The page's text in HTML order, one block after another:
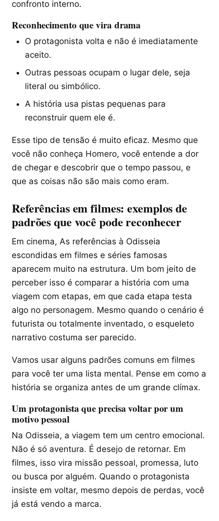
confronto interno.
Reconhecimento que vira drama
O protagonista volta e não é imediatamente
aceito.
Outras pessoas ocupam o lugar dele, seja
literal ou simbólico.
A história usa pistas pequenas para
reconstruir quem ele é.
Esse tipo de tensão é muito eficaz. Mesmo que
você não conheça Homero, você entende a dor
de chegar e descobrir que o tempo passou, e
que as coisas não são mais como eram.
Referências em filmes: exemplos de
padrões que você pode reconhecer
Em cinema, As referências à Odisseia
escondidas em filmes e séries famosas
aparecem muito na estrutura. Um bom jeito de
perceber isso é comparar a história com uma
viagem com etapas, em que cada etapa testa
algo no personagem. Mesmo quando o cenário é
futurista ou totalmente inventado, o esqueleto
narrativo costuma ser parecido.
Vamos usar alguns padrões comuns em filmes
para você ter uma lista mental. Pense em como a
história se organiza antes de um grande clímax.
Um protagonista que precisa voltar por um
motivo pessoal
Na Odisseia, a viagem tem um centro emocional.
Não é só aventura. É desejo de retornar. Em
filmes, isso vira missão pessoal, promessa, luto
ou busca por alguém. Quando o protagonista
insiste em voltar, mesmo depois de perdas, você
já está vendo a marca.